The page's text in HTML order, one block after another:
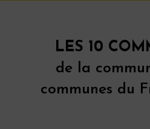
LES 10
de la
communes du